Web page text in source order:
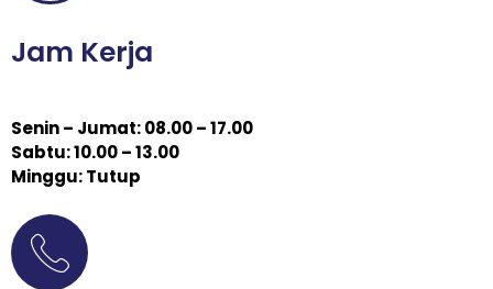
Jam Kerja
Senin – Jumat: 08.00 – 17.00
Sabtu: 10.00 – 13.00
Minggu: Tutup